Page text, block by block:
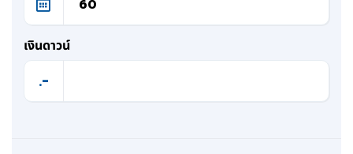
เงินดาวน์
.-